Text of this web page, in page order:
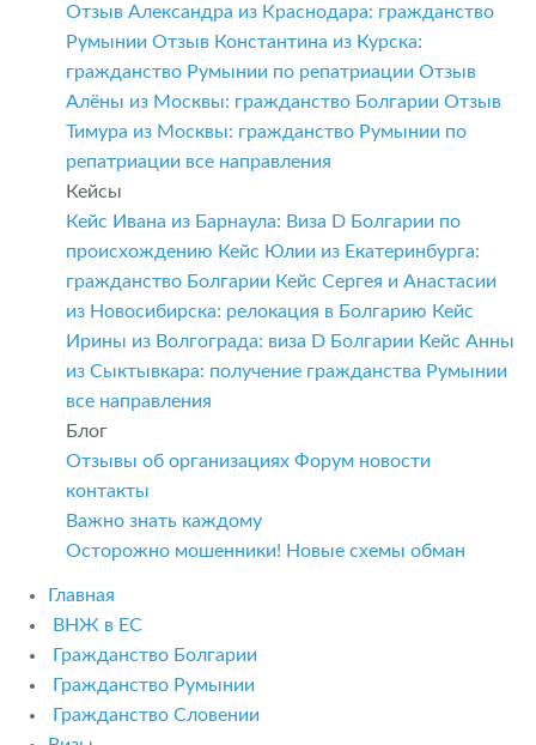
Отзыв Александра из Краснодара: гражданство
Румынии Отзыв Константина из Курска:
гражданство Румынии по репатриации Отзыв
Алёны из Москвы: гражданство Болгарии Отзыв
Тимура из Москвы: гражданство Румынии по
репатриации все направления
Кейсы
Кейс Ивана из Барнаула: Виза D Болгарии по
происхождению Кейс Юлии из Екатеринбурга:
гражданство Болгарии Кейс Сергея и Анастасии
из Новосибирска: релокация в Болгарию Кейс
Ирины из Волгограда: виза D Болгарии Кейс Анны
из Сыктывкара: получение гражданства Румынии
все направления
Блог
Отзывы об организациях Форум новости
контакты
Важно знать каждому
Осторожно мошенники! Новые схемы обман
Главная
ВНЖ в ЕС
Гражданство Болгарии
Гражданство Румынии
Гражданство Словении